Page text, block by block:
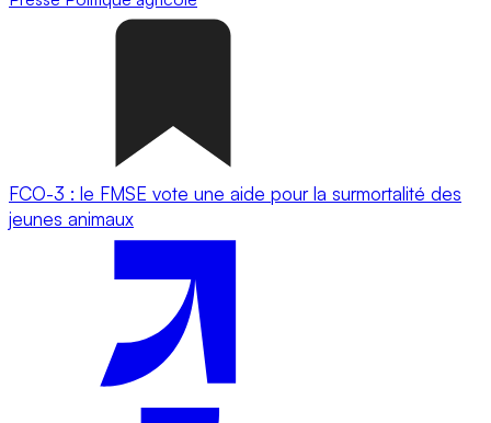
FCO-3 : le FMSE vote une aide pour la surmortalité des
jeunes animaux